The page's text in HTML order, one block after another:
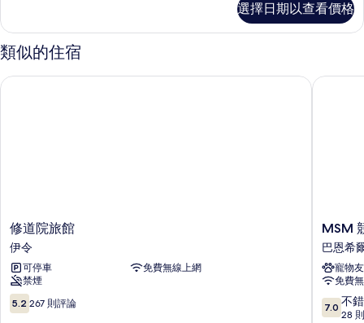
浴
室
的
所
房,
共
用
室
選擇日期以查看價格
類似的住宿
修
道
院
旅
館
伊
令
修道院旅館
伊令
可停車
免費無線上網
禁煙
5.2
分，
5.2 267 則評論
修道院旅館
MSM
競
技
場
飯
店
巴
MSM
巴恩希
寵物
免費
7.0
分，
7.0 不
28
MSM 競